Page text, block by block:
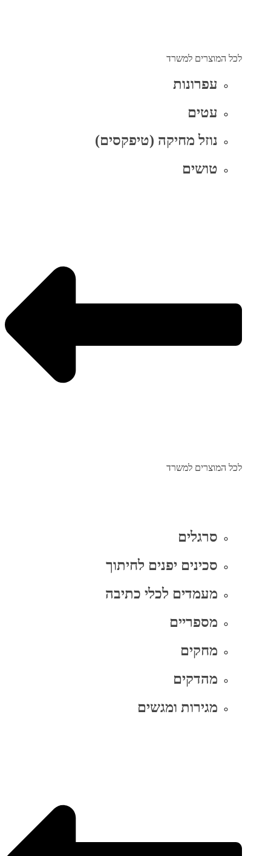
לכל המוצרים למשרד
עפרונות
עטים
נוזל מחיקה (טיפקסים)
טושים
לכל המוצרים למשרד
סרגלים
סכינים יפנים לחיתוך
מעמדים לכלי כתיבה
מספריים
מחקים
מהדקים
מגירות ומגשים